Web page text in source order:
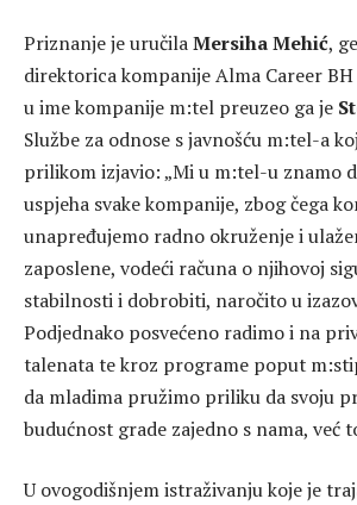
Priznanje je uručilaMersiha Mehić,
direktorica kompanije Alma Career BH
u ime kompanije m:tel preuzeo ga je
Službe za odnose s javnošću m:tel-a
prilikom izjavio: „Mi u m:tel-u znamo
uspjeha svake kompanije, zbog čega
unapređujemo radno okruženje i
zaposlene, vodeći računa o njihovoj
stabilnosti i dobrobiti, naročito u
Podjednako posvećeno radimo i na
talenata te kroz programe poput
da mladima pružimo priliku da svoju
budućnost grade zajedno s nama, već
U ovogodišnjem istraživanju koje je